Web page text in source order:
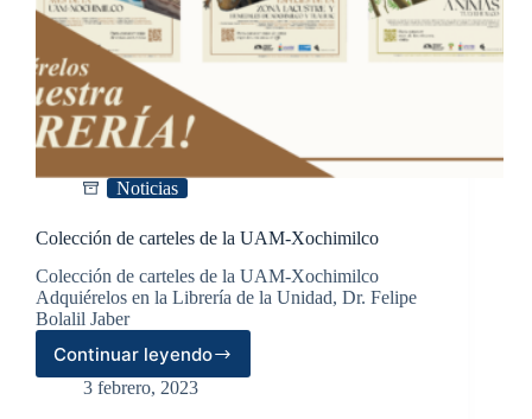
Noticias
Colección de carteles de la UAM-Xochimilco
Colección de carteles de la UAM-Xochimilco
Adquiérelos en la Librería de la Unidad, Dr. Felipe
Bolalil Jaber
Continuar leyendo
Colección
de
3 febrero, 2023